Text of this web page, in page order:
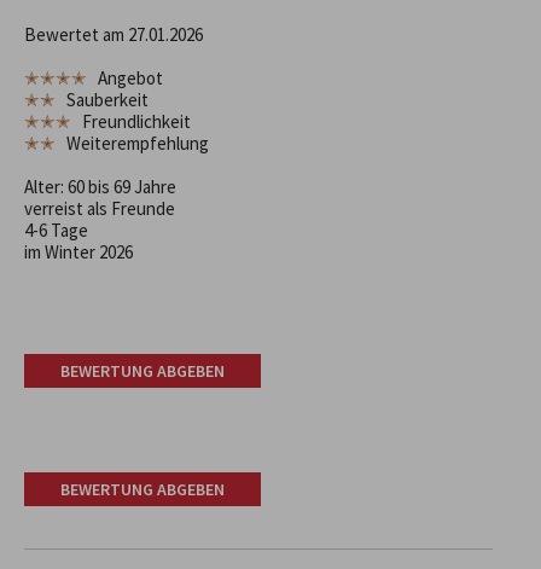
Bewertet am 27.01.2026
✭✭✭✭ Angebot
✭✭ Sauberkeit
✭✭✭ Freundlichkeit
✭✭ Weiterempfehlung
Alter: 60 bis 69 Jahre
verreist als Freunde
4-6 Tage
im Winter 2026
BEWERTUNG ABGEBEN
BEWERTUNG ABGEBEN